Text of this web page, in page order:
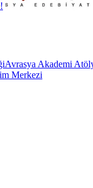
Avrasya Akademi
Merkezi